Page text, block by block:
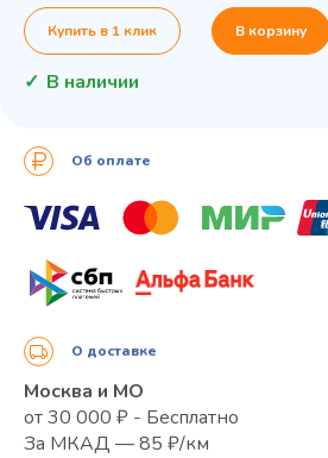
Купить в 1 клик В корзину
В наличии
Об оплате
О доставке
Москва и МО
от 30 000 ₽ - Бесплатно
За МКАД — 85 ₽/км